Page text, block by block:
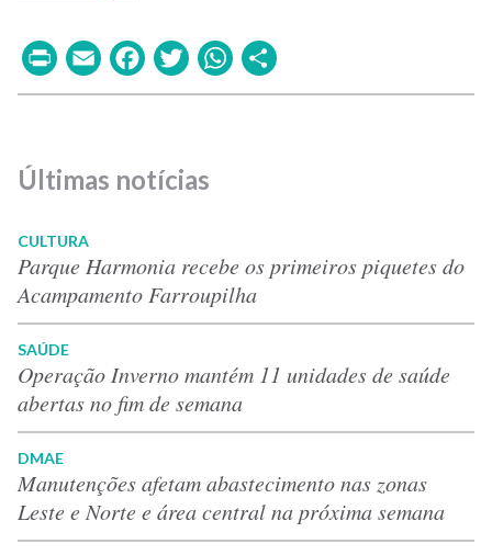
PrintEmailFacebook
TwitterWhatsApp
Últimas notícias
CULTURA
Parque Harmonia recebe os primeiros piquetes do
Acampamento Farroupilha
SAÚDE
Operação Inverno mantém 11 unidades de saúde
abertas no fim de semana
DMAE
Manutenções afetam abastecimento nas zonas
Leste e Norte e área central na próxima semana